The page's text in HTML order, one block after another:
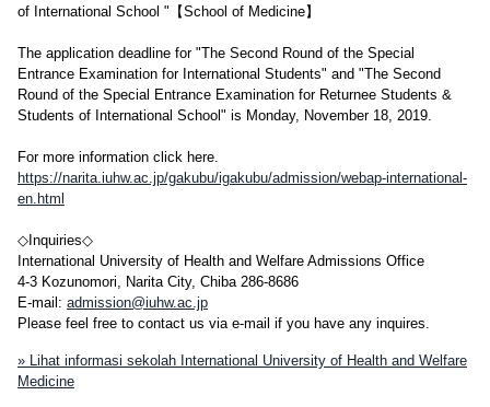
of International School "【School of Medicine】
The application deadline for "The Second Round of the Special
Entrance Examination for International Students" and "The Second
Round of the Special Entrance Examination for Returnee Students &
Students of International School" is Monday, November 18, 2019.
For more information click here.
https://narita.iuhw.ac.jp/gakubu/igakubu/admission/webap-international-
en.html
◇Inquiries◇
International University of Health and Welfare Admissions Office
4-3 Kozunomori, Narita City, Chiba 286-8686
E-mail: admission@iuhw.ac.jp
Please feel free to contact us via e-mail if you have any inquires.
» Lihat informasi sekolah International University of Health and Welfare
Medicine